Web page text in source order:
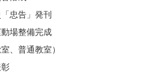
忠告」発刊
場整備完成
普通教室）